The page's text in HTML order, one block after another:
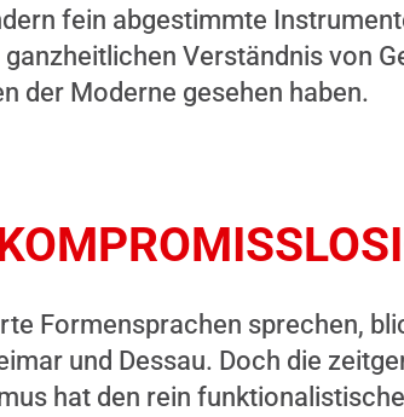
fein abgestimmte
Verständnis von
der Moderne gesehen haben.
Formensprachen sprechen,
und Dessau. Doch die
hat den rein